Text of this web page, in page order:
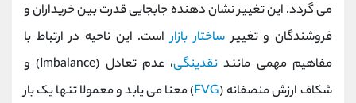
می گردد. این تغییر نشان‌ دهنده جابجایی قدرت بین خریداران و
فروشندگان و تغییرساختار بازاراست. این ناحیه در ارتباط با
مفاهیم مهمی مانند نقدینگی
، عدم تعادل (Imbalance) و
شکاف ارزش منصفانه (FVG) معنا می ‌یابد و معمولا تنها یک بار